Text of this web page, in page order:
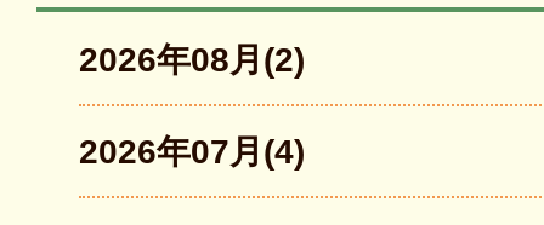
2026年08月(2)
2026年07月(4)